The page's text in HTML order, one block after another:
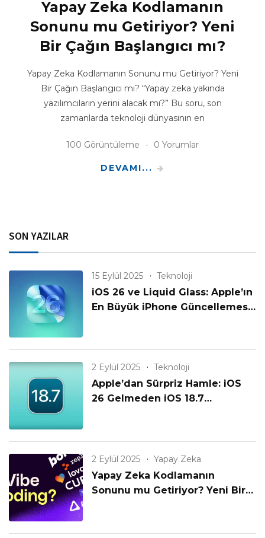
Yapay Zeka Kodlamanın
Sonunu mu Getiriyor? Yeni
Bir Çağın Başlangıcı mı?
Yapay Zeka Kodlamanın Sonunu mu Getiriyor? Yeni
Bir Çağın Başlangıcı mı? “Yapay zeka yakında
yazılımcıların yerini alacak mı?” Bu soru, son
zamanlarda teknoloji dünyasının en
100 Görüntüleme 0 Yorumlar
DEVAMI...
SON YAZILAR
15 Eylül 2025 Teknoloji
iOS 26 ve Liquid Glass: Apple’ın
En Büyük iPhone Güncellemesi
2 Eylül 2025 Teknoloji
Apple’dan Sürpriz Hamle: iOS
26 Gelmeden iOS 18.7
2 Eylül 2025 Yapay Zeka
Yapay Zeka Kodlamanın
Sonunu mu Getiriyor? Yeni Bir